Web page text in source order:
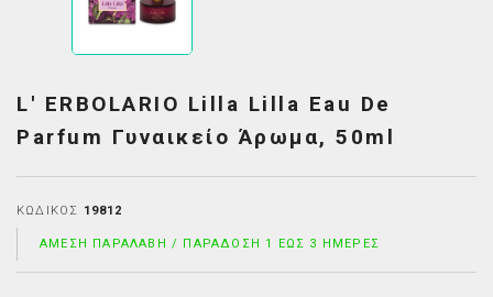
L' ERBOLARIO Lilla Lilla Eau De
Parfum Γυναικείο Άρωμα, 50ml
ΚΩΔΙΚΌΣ 19812
ΆΜΕΣΗ ΠΑΡΑΛΑΒΉ / ΠΑΡΆΔΟΣΗ 1 ΈΩΣ 3 ΗΜΈΡΕΣ